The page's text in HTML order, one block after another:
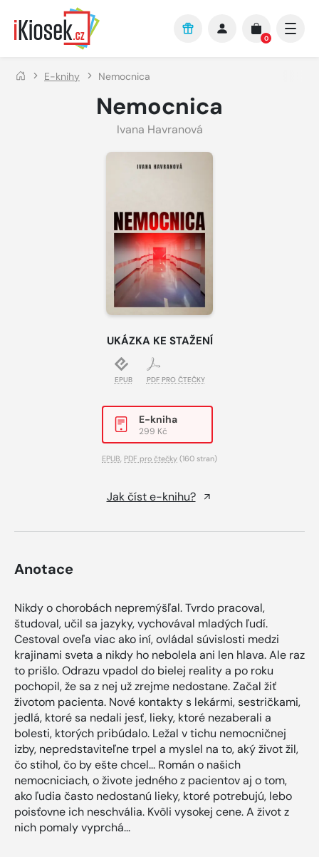
Přejít na hlavní obsah
0
E-knihy Nemocnica
Nemocnica
Ivana Havranová
UKÁZKA KE STAŽENÍ
EPUB PDF PRO ČTEČKY
E-kniha
299 Kč
EPUB, PDF pro čtečky (160 stran)
Jak číst e-knihu?
Anotace
Nikdy o chorobách nepremýšľal. Tvrdo pracoval,
študoval, učil sa jazyky, vychovával mladých ľudí.
Cestoval oveľa viac ako iní, ovládal súvislosti medzi
krajinami sveta a nikdy ho nebolela ani len hlava. Ale raz
to prišlo. Odrazu vpadol do bielej reality a po roku
pochopil, že sa z nej už zrejme nedostane. Začal žiť
životom pacienta. Nové kontakty s lekármi, sestričkami,
jedlá, ktoré sa nedali jesť, lieky, ktoré nezaberali a
bolesti, ktorých pribúdalo. Ležal v tichu nemocničnej
izby, nepredstaviteľne trpel a myslel na to, aký život žil,
čo stihol, čo by ešte chcel... Román o našich
nemocniciach, o živote jedného z pacientov aj o tom,
ako ľudia často nedostanú lieky, ktoré potrebujú, lebo
poisťovne ich neschvália. Kvôli vysokej cene. A život z
nich pomaly vyprchá...